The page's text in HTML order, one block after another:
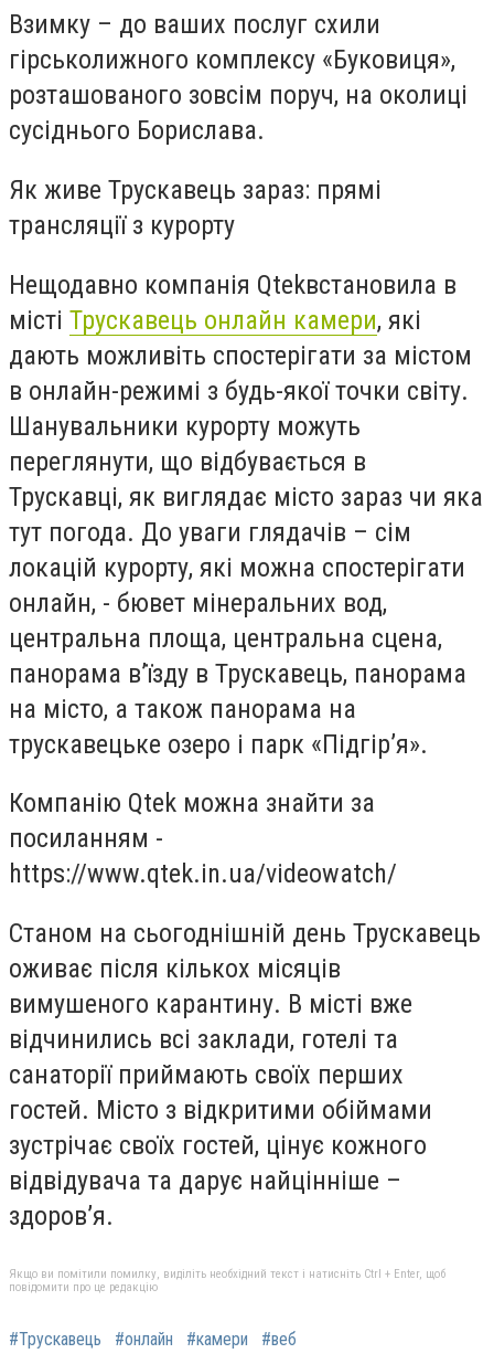
Взимку – до ваших послуг схили
гірськолижного комплексу «Буковиця»,
розташованого зовсім поруч, на околиці
сусіднього Борислава.
Як живе Трускавець зараз: прямі
трансляції з курорту
Нещодавно компанія Qtekвстановила в
місті Трускавець онлайн камери, які
дають можливіть спостерігати за містом
в онлайн-режимі з будь-якої точки світу.
Шанувальники курорту можуть
переглянути, що відбувається в
Трускавці, як виглядає місто зараз чи яка
тут погода. До уваги глядачів – сім
локацій курорту, які можна спостерігати
онлайн, - бювет мінеральних вод,
центральна площа, центральна сцена,
панорама в’їзду в Трускавець, панорама
на місто, а також панорама на
трускавецьке озеро і парк «Підгір’я».
Компанію Qtek можна знайти за
посиланням -
https://www.qtek.in.ua/videowatch/
Станом на сьогоднішній день Трускавець
оживає після кількох місяців
вимушеного карантину. В місті вже
відчинились всі заклади, готелі та
санаторії приймають своїх перших
гостей. Місто з відкритими обіймами
зустрічає своїх гостей, цінує кожного
відвідувача та дарує найцінніше –
здоров’я.
Якщо ви помітили помилку, виділіть необхідний текст і натисніть Ctrl + Enter, щоб
повідомити про це редакцію
#Трускавець #онлайн #камери #веб